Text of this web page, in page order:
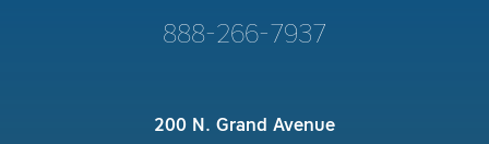
888-266-7937
200 N. Grand Avenue